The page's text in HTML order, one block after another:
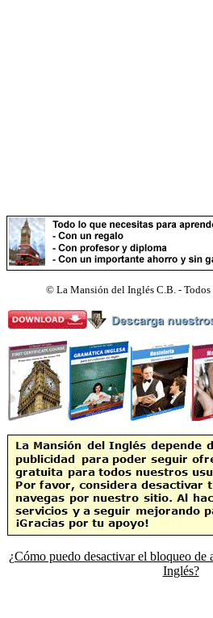
© La Mansión del Inglés C.B. - Todos
¿Cómo puedo desactivar el bloqueo
Inglés?